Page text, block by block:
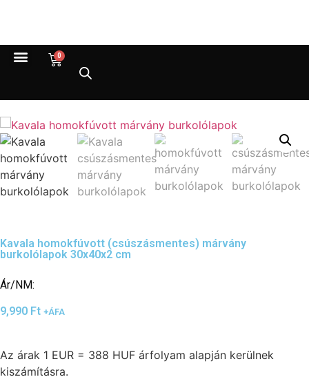
0
Kavala homokfúvott (csúszásmentes) márvány
burkolólapok 30x40x2 cm
Ár/NM:
9,990 Ft +ÁFA
Az árak 1 EUR = 388 HUF árfolyam alapján kerülnek
kiszámításra.